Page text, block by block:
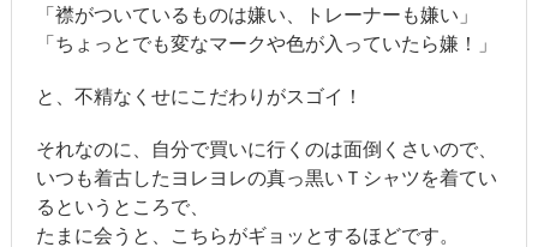
「襟がついているものは嫌い、トレーナーも嫌い」
「ちょっとでも変なマークや色が入っていたら嫌！」
と、不精なくせにこだわりがスゴイ！
それなのに、自分で買いに行くのは面倒くさいので、
いつも着古したヨレヨレの真っ黒いＴシャツを着てい
るというところで、
たまに会うと、こちらがギョッとするほどです。